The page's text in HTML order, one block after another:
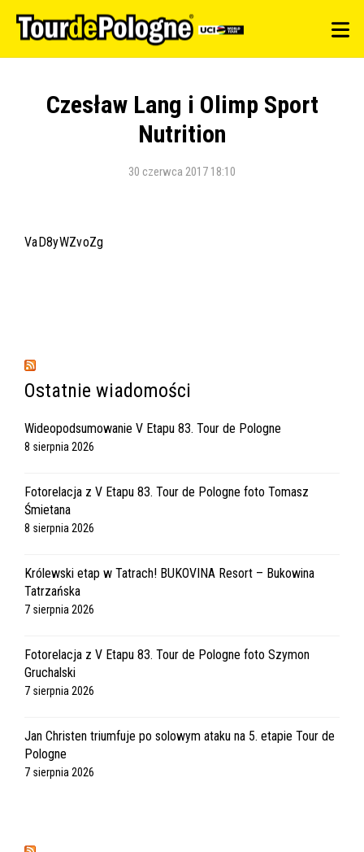
Czesław Lang i Olimp Sport
Nutrition
30 czerwca 2017 18:10
VaD8yWZvoZg
Ostatnie wiadomości
Wideopodsumowanie V Etapu 83. Tour de Pologne
8 sierpnia 2026
Fotorelacja z V Etapu 83. Tour de Pologne foto Tomasz
Śmietana
8 sierpnia 2026
Królewski etap w Tatrach! BUKOVINA Resort – Bukowina
Tatrzańska
7 sierpnia 2026
Fotorelacja z V Etapu 83. Tour de Pologne foto Szymon
Gruchalski
7 sierpnia 2026
Jan Christen triumfuje po solowym ataku na 5. etapie Tour de
Pologne
7 sierpnia 2026